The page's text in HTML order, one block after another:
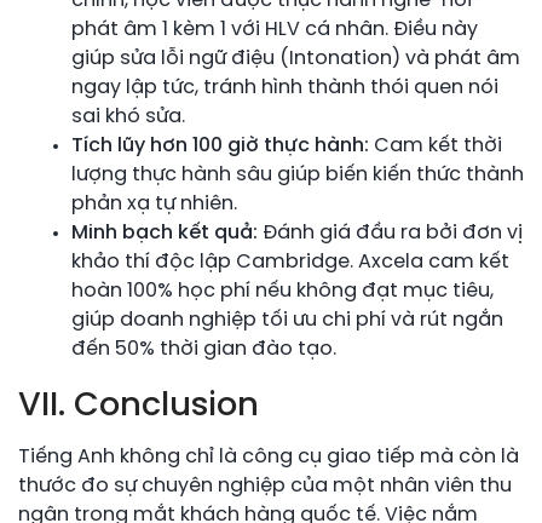
phát âm 1 kèm 1 với HLV cá nhân. Điều này
giúp sửa lỗi ngữ điệu (Intonation) và phát âm
ngay lập tức, tránh hình thành thói quen nói
sai khó sửa.
Tích lũy hơn 100 giờ thực hành: Cam kết thời
lượng thực hành sâu giúp biến kiến thức thành
phản xạ tự nhiên.
Minh bạch kết quả: Đánh giá đầu ra bởi đơn vị
khảo thí độc lập Cambridge. Axcela cam kết
hoàn 100% học phí nếu không đạt mục tiêu,
giúp doanh nghiệp tối ưu chi phí và rút ngắn
đến 50% thời gian đào tạo.
VII. Conclusion
Tiếng Anh không chỉ là công cụ giao tiếp mà còn là
thước đo sự chuyên nghiệp của một nhân viên thu
ngân trong mắt khách hàng quốc tế. Việc nắm